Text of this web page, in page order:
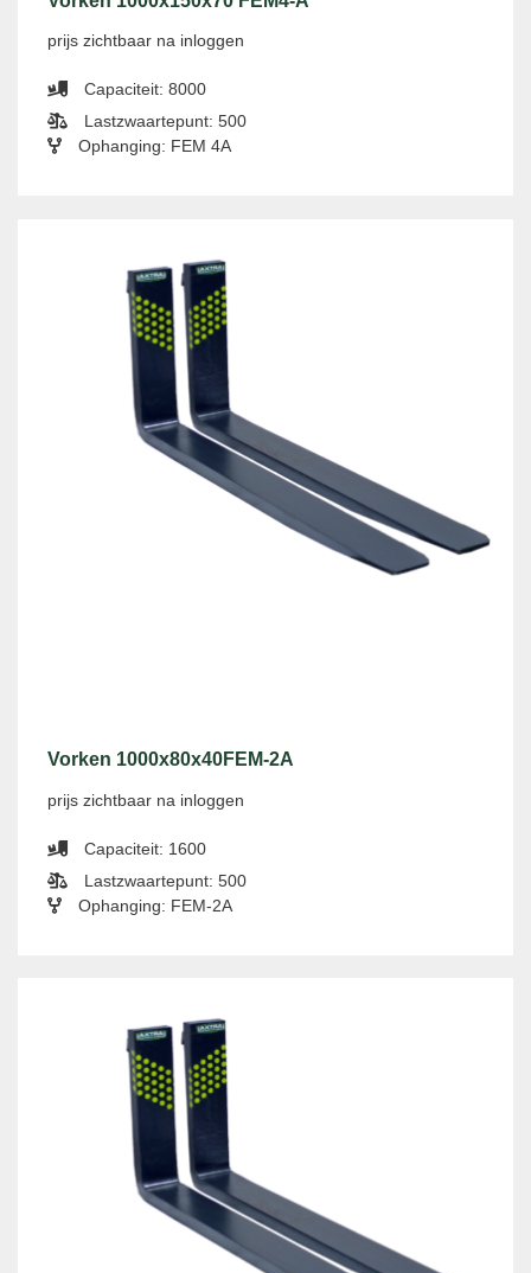
prijs zichtbaar na inloggen
Capaciteit: 8000
Lastzwaartepunt: 500
Ophanging: FEM 4A
Vorken 1000x80x40FEM-2A
prijs zichtbaar na inloggen
Capaciteit: 1600
Lastzwaartepunt: 500
Ophanging: FEM-2A